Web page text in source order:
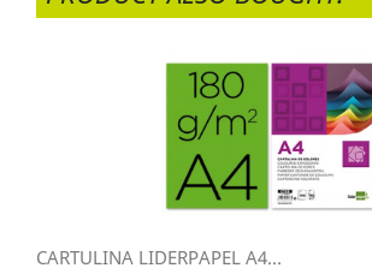
CARTULINA LIDERPAPEL A4...